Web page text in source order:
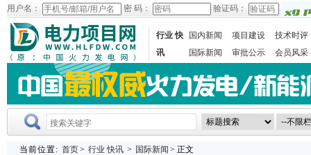
用户名： 密 码： 验证码：
行业 快
讯
国内新闻 项目建设
技术时评
国际新闻
审批公示 会员风采
当前位置: 首页> 行业 快讯 > 国际新闻 > 正文